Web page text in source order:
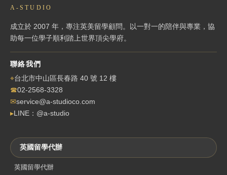
A-STUDIO
成立於 2007 年，專注英美留學顧問。以一對一的陪伴與專業，協
助每一位學子順利踏上世界頂尖學府。
聯絡我們
⌖台北市中山區長春路 40 號 12 樓
☎02-2568-3328
✉service@a-studioco.com
▸LINE：@a-studio
英國留學代辦
英國留學代辦